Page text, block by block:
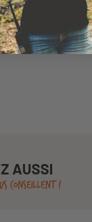
AUSSI
CONSEILLENT !